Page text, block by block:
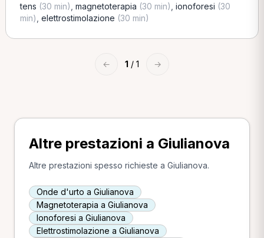
tens (30 min) magnetoterapia (30 min) ionoforesi (30
min) elettrostimolazione (30 min)
← 1 / 1 →
Altre prestazioni a Giulianova
Altre prestazioni spesso richieste a Giulianova.
Onde d'urto a Giulianova
Magnetoterapia a Giulianova
Ionoforesi a Giulianova
Elettrostimolazione a Giulianova